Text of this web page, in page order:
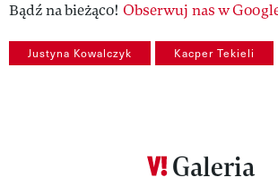
Bądź na bieżąco! Obserwuj nas w
Justyna Kowalczyk Kacper Tekieli
Galeria